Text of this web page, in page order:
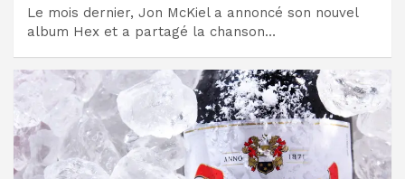
Le mois dernier, Jon McKiel a annoncé son nouvel
album Hex et a partagé la chanson…